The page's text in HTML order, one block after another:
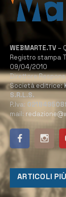
WEBMARTE.TV –
Registro stampa
09/04/2010
Direttore
Società editrice:
S.R.L.S.
P.Iva:
mail:
ARTICOLI